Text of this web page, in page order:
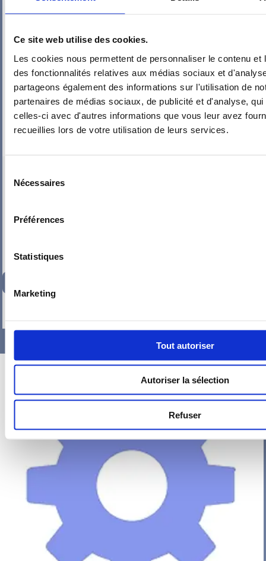
Ce site web utilise des cookies.
Les cookies nous permettent de personnaliser le contenu et
des fonctionnalités relatives aux médias sociaux et
partageons également des informations sur l'utilisation de
partenaires de médias sociaux, de publicité et d'analyse,
celles-ci avec d'autres informations que vous leur avez
recueillies lors de votre utilisation de leurs services.
Nécessaires
Préférences
Statistiques
Marketing
Tout autoriser
Autoriser la sélection
Refuser